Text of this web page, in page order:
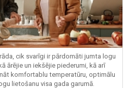
cik svarīgi ir pārdomāti jumta logu
ārējie un iekšējie piederumi, kā arī
komfortablu temperatūru, optimālu
lietošanu visa gada garumā.